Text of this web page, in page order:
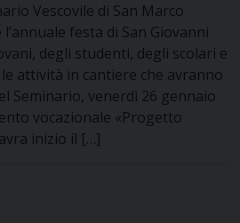
Vescovile di San Marco
festa di San Giovanni
degli studenti, degli scolari e
attività in cantiere che avranno
Seminario, venerdì 26 gennaio
vocazionale «Progetto
inizio il […]